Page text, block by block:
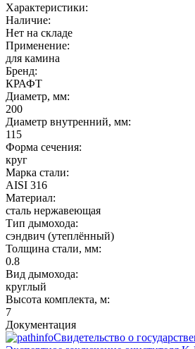
Характеристики:
Наличие:
Нет на складе
Применение:
для камина
Бренд:
КРАФТ
Диаметр, мм:
200
Диаметр внутренний, мм:
115
Форма сечения:
круг
Марка стали:
AISI 316
Материал:
сталь нержавеющая
Тип дымохода:
сэндвич (утеплённый)
Толщина стали, мм:
0.8
Вид дымохода:
круглый
Высота комплекта, м:
7
Документация
Свидетельство о